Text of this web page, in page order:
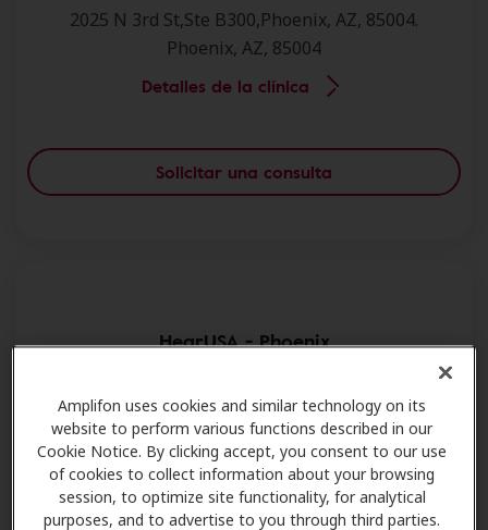
Amplifon uses cookies and similar technology on its
website to perform various functions described in our
Cookie Notice. By clicking accept, you consent to our use
of cookies to collect information about your browsing
session, to optimize site functionality, for analytical
purposes, and to advertise to you through third parties.
2025 N 3rd St,Ste B300,Phoenix, AZ, 85004.
Phoenix, AZ, 85004
Detalles de la clínica
Solicitar una consulta
HearUSA - Phoenix
Phoenix, AZ, 85006
Detalles de la clínica